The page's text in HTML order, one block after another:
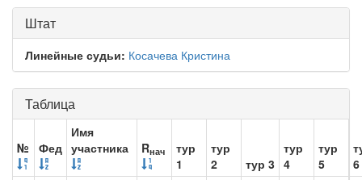
Штат
Линейные судьи: Косачева Кристина
Таблица
№ Фед
Имя
участника
Rнач
тур
1
тур
2
тур 3
тур
4
тур
5
6